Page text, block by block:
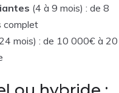
(4 à 9 mois) : de 8
mois) : de 10 000€ à 20